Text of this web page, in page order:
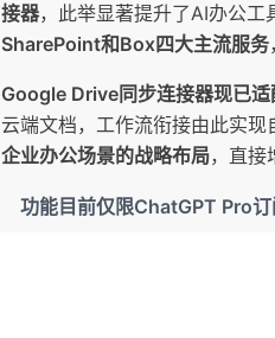
接器，此举显著提升了AI办公工
SharePoint和Box四大主流服务
Google Drive同步连接器现已
云端文档，工作流衔接由此实现
企业办公场景的战略布局，直接
功能目前仅限ChatGPT Pro订